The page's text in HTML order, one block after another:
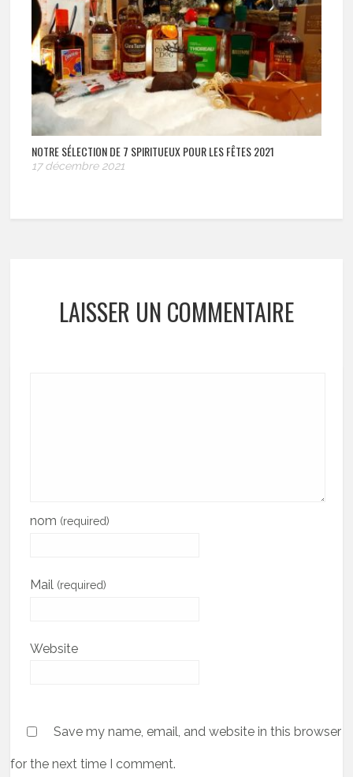
NOTRE SÉLECTION DE 7 SPIRITUEUX POUR LES FÊTES 2021
17 décembre 2021
LAISSER UN COMMENTAIRE
nom (required)
Mail (required)
Website
Save my name, email, and website in this browser
for the next time I comment.